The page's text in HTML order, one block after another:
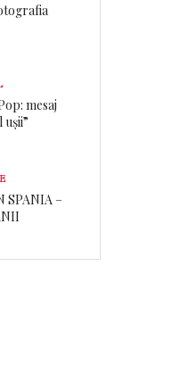
mesaj
ușii”
SPANIA –